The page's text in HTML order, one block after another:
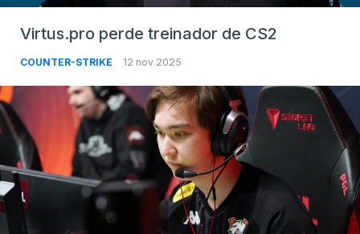
Virtus.pro perde treinador de CS2
COUNTER-STRIKE 12 nov 2025